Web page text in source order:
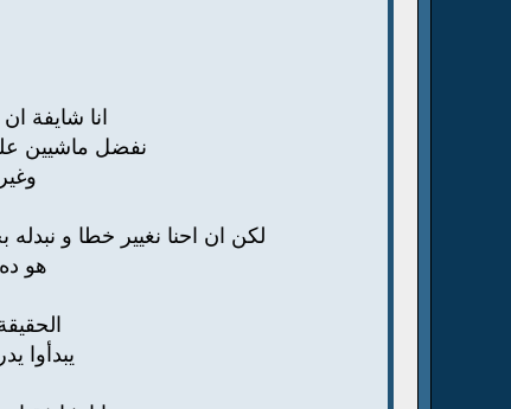
انا شايفة
نفضل ماشيين
لكن ان احنا نغيير خطا و نبدله
يبدأوا